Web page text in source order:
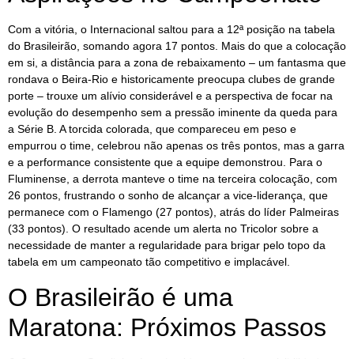
Com a vitória, o Internacional saltou para a 12ª posição na tabela
do Brasileirão, somando agora 17 pontos. Mais do que a colocação
em si, a distância para a zona de rebaixamento – um fantasma que
rondava o Beira-Rio e historicamente preocupa clubes de grande
porte – trouxe um alívio considerável e a perspectiva de focar na
evolução do desempenho sem a pressão iminente da queda para
a Série B. A torcida colorada, que compareceu em peso e
empurrou o time, celebrou não apenas os três pontos, mas a garra
e a performance consistente que a equipe demonstrou. Para o
Fluminense, a derrota manteve o time na terceira colocação, com
26 pontos, frustrando o sonho de alcançar a vice-liderança, que
permanece com o Flamengo (27 pontos), atrás do líder Palmeiras
(33 pontos). O resultado acende um alerta no Tricolor sobre a
necessidade de manter a regularidade para brigar pelo topo da
tabela em um campeonato tão competitivo e implacável.
O Brasileirão é uma
Maratona: Próximos Passos